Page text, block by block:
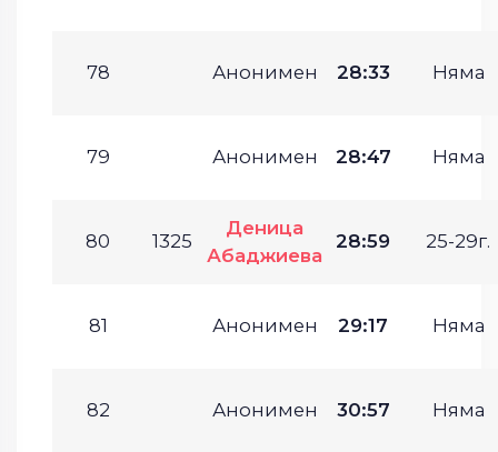
78 Анонимен 28:33 Няма
79 Анонимен 28:47 Няма
80 1325
Деница
Абаджиева
28:59 25-29г.
81 Анонимен 29:17 Няма
82 Анонимен 30:57 Няма